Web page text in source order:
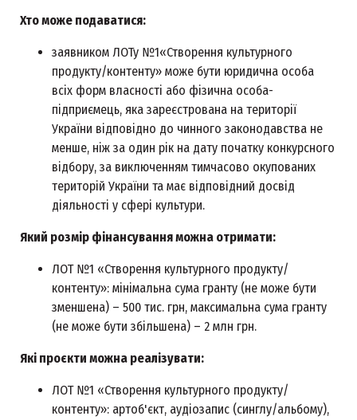
Хто може подаватися:
заявником ЛОТу №1«Створення культурного
продукту/контенту» може бути юридична особа
всіх форм власності або фізична особа-
підприємець, яка зареєстрована на території
України відповідно до чинного законодавства не
менше, ніж за один рік на дату початку конкурсного
відбору, за виключенням тимчасово окупованих
територій України та має відповідний досвід
діяльності у сфері культури.
Який розмір фінансування можна отримати:
ЛОТ №1 «Створення культурного продукту/
контенту»: мінімальна сума гранту (не може бути
зменшена) – 500 тис. грн, максимальна сума гранту
(не може бути збільшена) – 2 млн грн.
Які проєкти можна реалізувати:
ЛОТ №1 «Створення культурного продукту/
контенту»: артоб'єкт, аудіозапис (синглу/альбому),